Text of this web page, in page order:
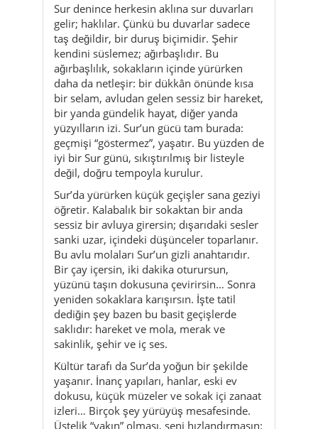
Sur denince herkesin aklına sur duvarları
gelir; haklılar. Çünkü bu duvarlar sadece
taş değildir, bir duruş biçimidir. Şehir
kendini süslemez; ağırbaşlıdır. Bu
ağırbaşlılık, sokakların içinde yürürken
daha da netleşir: bir dükkân önünde kısa
bir selam, avludan gelen sessiz bir hareket,
bir yanda gündelik hayat, diğer yanda
yüzyılların izi. Sur’un gücü tam burada:
geçmişi “göstermez”, yaşatır. Bu yüzden de
iyi bir Sur günü, sıkıştırılmış bir listeyle
değil, doğru tempoyla kurulur.
Sur’da yürürken küçük geçişler sana geziyi
öğretir. Kalabalık bir sokaktan bir anda
sessiz bir avluya girersin; dışarıdaki sesler
sanki uzar, içindeki düşünceler toparlanır.
Bu avlu molaları Sur’un gizli anahtarıdır.
Bir çay içersin, iki dakika oturursun,
yüzünü taşın dokusuna çevirirsin… Sonra
yeniden sokaklara karışırsın. İşte tatil
dediğin şey bazen bu basit geçişlerde
saklıdır: hareket ve mola, merak ve
sakinlik, şehir ve iç ses.
Kültür tarafı da Sur’da yoğun bir şekilde
yaşanır. İnanç yapıları, hanlar, eski ev
dokusu, küçük müzeler ve sokak içi zanaat
izleri… Birçok şey yürüyüş mesafesinde.
Üstelik “yakın” olması, seni hızlandırmasın: